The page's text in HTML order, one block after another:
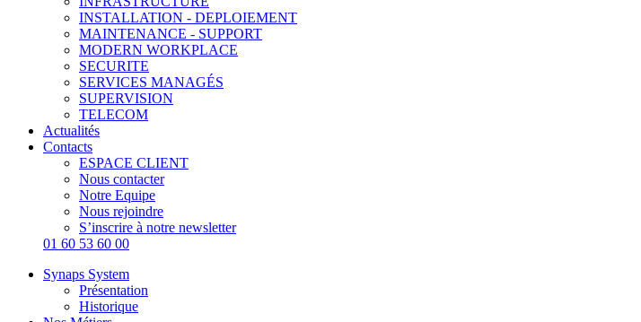
INSTALLATION - DEPLOIEMENT
MAINTENANCE - SUPPORT
MODERN WORKPLACE
SECURITE
SERVICES MANAGÉS
SUPERVISION
TELECOM
Actualités
Contacts
ESPACE CLIENT
Nous contacter
Notre Equipe
Nous rejoindre
S’inscrire à notre newsletter
01 60 53 60 00
Synaps System
Présentation
Historique